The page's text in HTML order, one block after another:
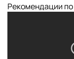
Рекомендации